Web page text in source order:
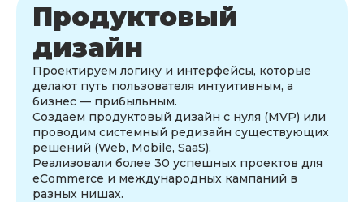
Продуктовый
дизайн
Проектируем логику и интерфейсы, которые
делают путь пользователя интуитивным, а
бизнес — прибыльным.
Создаем продуктовый дизайн с нуля (MVP) или
проводим системный редизайн существующих
решений (Web, Mobile, SaaS).
Реализовали более 30 успешных проектов для
eCommerce и международных кампаний в
разных нишах.